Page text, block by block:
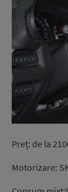
Preț: de la
Motorizare: